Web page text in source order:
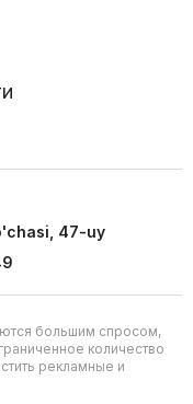
47-uy
большим спросом,
количество
рекламные и